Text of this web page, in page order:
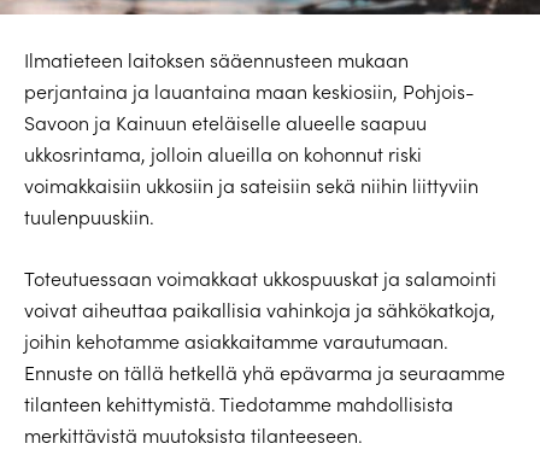
Ilmatieteen laitoksen sääennusteen mukaan
perjantaina ja lauantaina maan keskiosiin, Pohjois-
Savoon ja Kainuun eteläiselle alueelle saapuu
ukkosrintama, jolloin alueilla on kohonnut riski
voimakkaisiin ukkosiin ja sateisiin sekä niihin liittyviin
tuulenpuuskiin.
Toteutuessaan voimakkaat ukkospuuskat ja salamointi
voivat aiheuttaa paikallisia vahinkoja ja sähkökatkoja,
joihin kehotamme asiakkaitamme varautumaan.
Ennuste on tällä hetkellä yhä epävarma ja seuraamme
tilanteen kehittymistä. Tiedotamme mahdollisista
merkittävistä muutoksista tilanteeseen.